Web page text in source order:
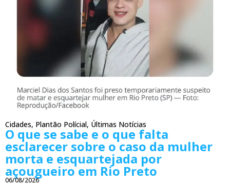
Cidades, Plantão Polícial, Últimas Notícias
O que se sabe e o que falta
esclarecer sobre o caso da mulher
morta e esquartejada por
açougueiro em Rio Preto
06/08/2026